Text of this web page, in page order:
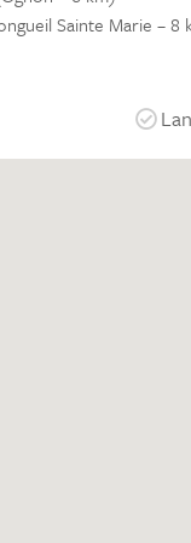
Sainte Marie – 8